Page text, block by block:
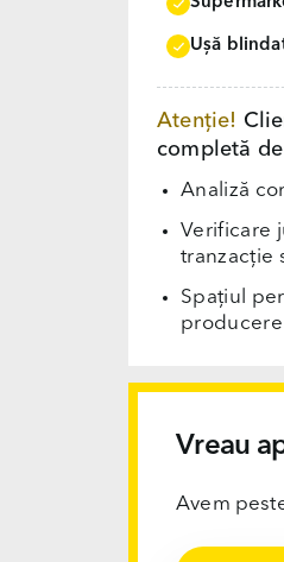
Uşă
Atenție!
completă
Analiză
Verificare
tranzacție
Spațiul
producere
Vreau
Avem